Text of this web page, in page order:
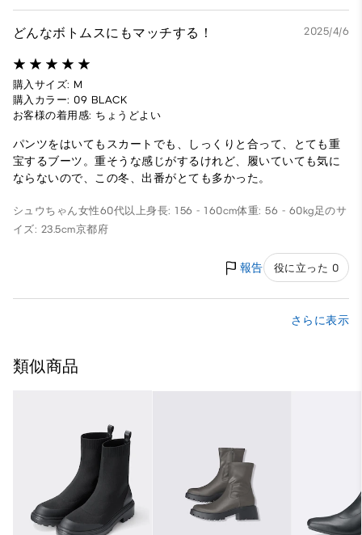
どんなボトムスにもマッチする！ 2025/4/6
購入サイズ: M
購入カラー: 09 BLACK
お客様の着用感: ちょうどよい
パンツをはいてもスカートでも、しっくりと合って、とても重
宝するブーツ。重そうな感じがするけれど、履いていても気に
ならないので、この冬、出番がとても多かった。
シュウちゃん女性60代以上身長: 156 - 160cm体重: 56 - 60kg足のサ
イズ: 23.5cm京都府
報告 役に立った 0
さらに表示
類似商品